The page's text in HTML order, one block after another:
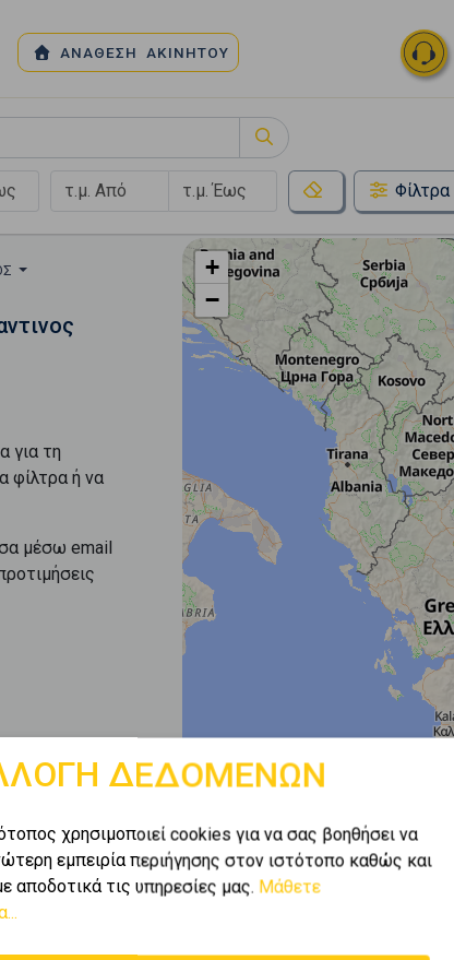
ΑΝΑΘΕΣΗ ΑΚΙΝΗΤΟΥ
Φίλτρα
για τη
φίλτρα ή να
μέσω email
+
−
ΔΕΔΟΜΕΝΩΝ
χρησιμοποιεί cookies για να σας βοηθήσει να
εμπειρία περιήγησης στον ιστότοπο καθώς και
αποδοτικά τις υπηρεσίες μας. Μάθετε